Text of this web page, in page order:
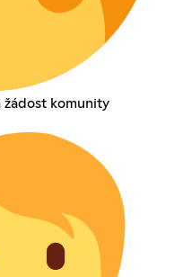
žádost komunity